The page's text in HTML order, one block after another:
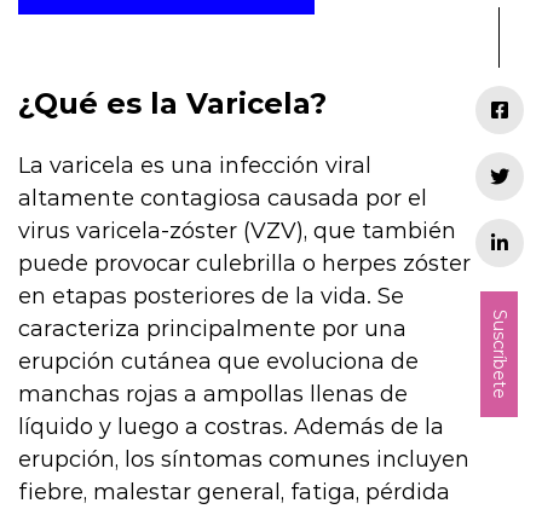
¿Qué es la Varicela?
La varicela es una infección viral
altamente contagiosa causada por el
virus varicela-zóster (VZV), que también
puede provocar culebrilla o herpes zóster
en etapas posteriores de la vida. Se
caracteriza principalmente por una
erupción cutánea que evoluciona de
manchas rojas a ampollas llenas de
líquido y luego a costras. Además de la
erupción, los síntomas comunes incluyen
fiebre, malestar general, fatiga, pérdida
Suscríbete